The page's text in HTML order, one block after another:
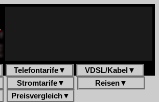
Telefontarife▼ VDSL/Kabel ▼
Stromtarife▼ Reisen▼
Preisvergleich▼